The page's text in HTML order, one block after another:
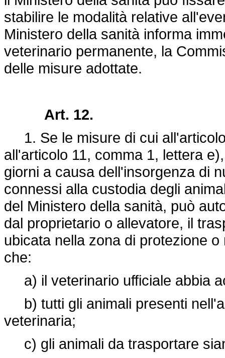
stabilire le modalità relative
Ministero della sanità informa
veterinario permanente, la
delle misure adottate.
Art. 12.
1. Se le misure di cui
all'articolo 11, comma 1, lettera
giorni a causa dell'insorgenza di
connessi alla custodia degli
del Ministero della sanità, può
dal proprietario o allevatore, il
ubicata nella zona di protezione
che:
a) il veterinario ufficiale abbia
b) tutti gli animali presenti
veterinaria;
c) gli animali da trasportare